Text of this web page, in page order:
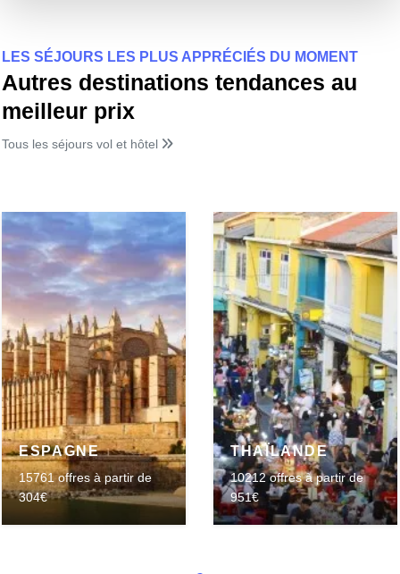
LES SÉJOURS LES PLUS APPRÉCIÉS DU MOMENT
Autres destinations tendances au
meilleur prix
Tous les séjours vol et hôtel
ESPAGNE
15761 offres à partir de
304€
THAÏLANDE
10212 offres à partir de
951€